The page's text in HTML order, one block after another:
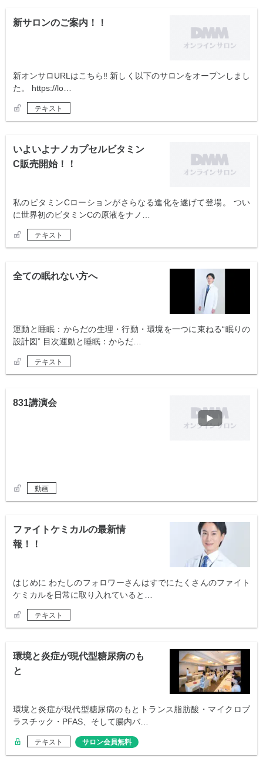
新サロンのご案内！！
新オンサロURLはこちら‼️ 新しく以下のサロンをオープンしまし
た。 https://lo…
テキスト
いよいよナノカプセルビタミン
C販売開始！！
私のビタミンCローションがさらなる進化を遂げて登場。 つい
に世界初のビタミンCの原液をナノ…
テキスト
全ての眠れない方へ
運動と睡眠：からだの生理・行動・環境を一つに束ねる“眠りの
設計図” 目次運動と睡眠：からだ…
テキスト
831講演会
動画
ファイトケミカルの最新情
報！！
はじめに わたしのフォロワーさんはすでにたくさんのファイト
ケミカルを日常に取り入れていると…
テキスト
環境と炎症が現代型糖尿病のも
と
環境と炎症が現代型糖尿病のもとトランス脂肪酸・マイクロプ
ラスチック・PFAS、そして腸内バ…
テキスト サロン会員無料